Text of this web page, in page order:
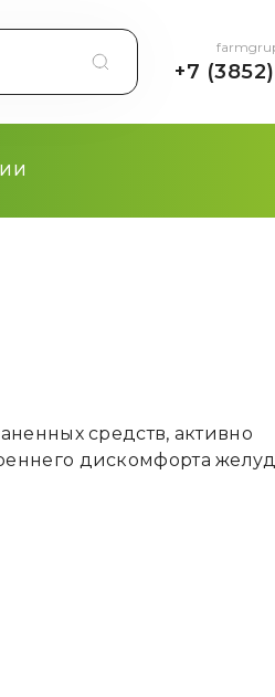
+7
средств, активно
дискомфорта